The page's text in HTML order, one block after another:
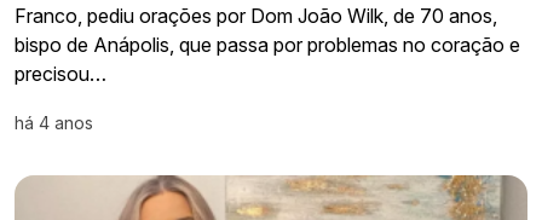
Franco, pediu orações por Dom João Wilk, de 70 anos,
bispo de Anápolis, que passa por problemas no coração e
precisou…
há 4 anos